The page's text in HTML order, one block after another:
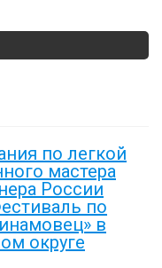
по легкой
мастера
России
по
в
округе